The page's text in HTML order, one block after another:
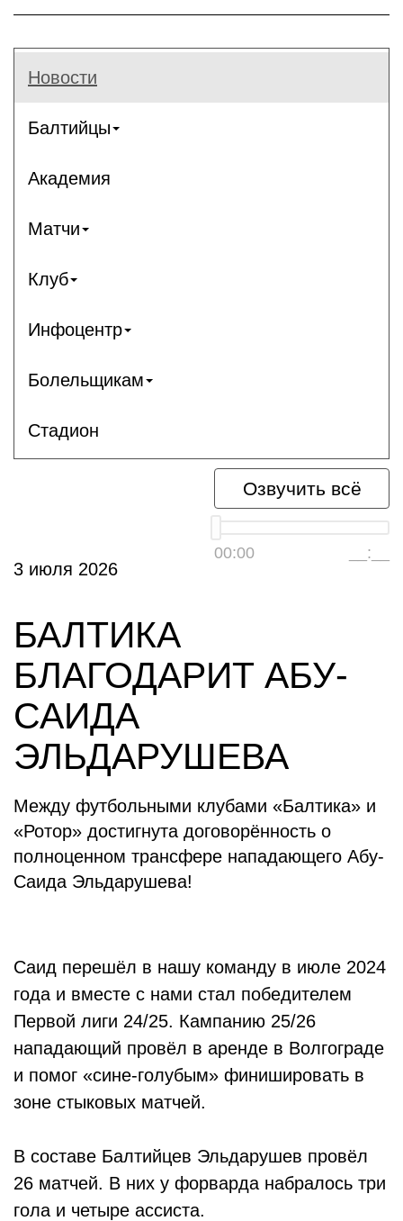
Новости
Балтийцы
Академия
Матчи
Клуб
Инфоцентр
Болельщикам
Стадион
Озвучить всё
00:00 __:__
3 июля 2026
БАЛТИКА
БЛАГОДАРИТ АБУ-
САИДА
ЭЛЬДАРУШЕВА
Между футбольными клубами «Балтика» и
«Ротор» достигнута договорённость о
полноценном трансфере нападающего Абу-
Саида Эльдарушева!
Саид перешёл в нашу команду в июле 2024
года и вместе с нами стал победителем
Первой лиги 24/25. Кампанию 25/26
нападающий провёл в аренде в Волгограде
и помог «сине-голубым» финишировать в
зоне стыковых матчей.
В составе Балтийцев Эльдарушев провёл
26 матчей. В них у форварда набралось три
гола и четыре ассиста.